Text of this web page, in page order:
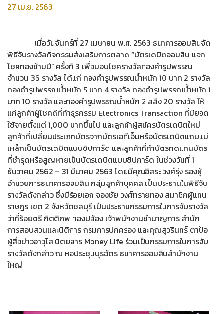
27 เม.ย. 2563
เมื่อวันจันทร์ที่ 27 เมษายน พ.ศ. 2563 ธนาคารออมสินจัด
พิธีจับรางวัลกิจกรรมส่งเสริมการตลาด “บัตรเดบิตออมสิน แจก
โชคทองข้ามปี” ครั้งที่ 3 เพื่อมอบโชครางวัลทองคำรูปพรรณ
จำนวน 36 รางวัล ได้แก่ ทองคำรูปพรรณน้ำหนัก 10 บาท 2 รางวัล
ทองคำรูปพรรณน้ำหนัก 5 บาท 4 รางวัล ทองคำรูปพรรณน้ำหนัก 1
บาท 10 รางวัล และทองคำรูปพรรณน้ำหนัก 2 สลึง 20 รางวัล ให้
แก่ลูกค้าผู้โชคดีที่ทำธุรกรรม Electronics Transaction ที่มียอด
ใช้จ่ายตั้งแต่ 1,000 บาทขึ้นไป และลูกค้าผู้สมัครบัตรเดบิตใหม่
ลูกค้าที่เปลี่ยนประเภทบัตรจากบัตรเอทีเอ็มหรือบัตรเดบิตแถบแม่
เหล็กเป็นบัตรเดบิตแบบชิปการ์ด และลูกค้าที่ทำบัตรทดแทนบัตร
ที่ชำรุดหรือสูญหายเป็นบัตรเดบิตแบบชิปการ์ด ในช่วงวันที่ 1
ธันวาคม 2562 – 31 มีนาคม 2563 โดยมีคุณอิสระ วงศ์รุ่ง รองผู้
อำนวยการธนาคารออมสิน กลุ่มลูกค้าบุคคล เป็นประธานในพิธีจับ
รางวัลดังกล่าว ซึ่งมีร้อยเอก จองชัย วงศ์ทรายทอง สมาชิกผู้แทน
ราษฎร เขต 2 จังหวัดชลบุรี เป็นประธานกรรมการในการจับรางวัล
ว่าที่ร้อยตรี กิตติภพ ทองปล้อง เจ้าพนักงานชำนาญการ สำนัก
การสอบสวนและนิติการ กรมการปกครอง และคุณสุวรินทร์ ตาป้อ
ผู้สื่อข่าวอาวุโส นิตยสาร Money Life ร่วมเป็นกรรมการในการจับ
รางวัลดังกล่าว ณ หอประชุมบุรฉัตร ธนาคารออมสินสำนักงาน
ใหญ่